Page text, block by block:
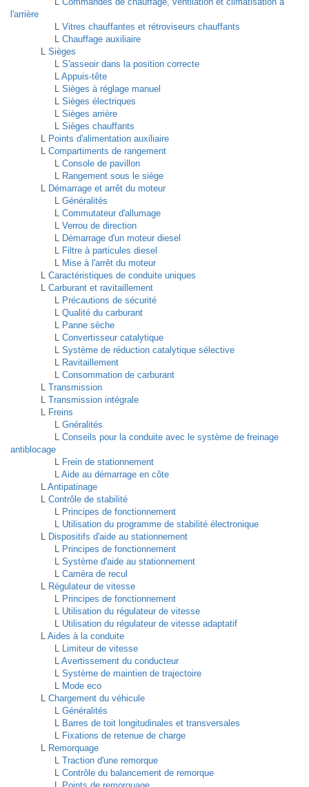
l'arrière
L Vitres chauffantes et rétroviseurs chauffants
L Chauffage auxiliaire
L Sièges
L S'asseoir dans la position correcte
L Appuis-tête
L Sièges à réglage manuel
L Sièges électriques
L Sièges arrière
L Sièges chauffants
L Points d'alimentation auxiliaire
L Compartiments de rangement
L Console de pavillon
L Rangement sous le siège
L Démarrage et arrêt du moteur
L Généralités
L Commutateur d'allumage
L Verrou de direction
L Démarrage d'un moteur diesel
L Filtre à particules diesel
L Mise à l'arrêt du moteur
L Caractéristiques de conduite uniques
L Carburant et ravitaillement
L Précautions de sécurité
L Qualité du carburant
L Panne sèche
L Convertisseur catalytique
L Système de réduction catalytique sélective
L Ravitaillement
L Consommation de carburant
L Transmission
L Transmission intégrale
L Freins
L Gnéralités
L Conseils pour la conduite avec le système de freinage
antiblocage
L Frein de stationnement
L Aide au démarrage en côte
L Antipatinage
L Contrôle de stabilité
L Principes de fonctionnement
L Utilisation du programme de stabilité électronique
L Dispositifs d'aide au stationnement
L Principes de fonctionnement
L Système d'aide au stationnement
L Caméra de recul
L Régulateur de vitesse
L Principes de fonctionnement
L Utilisation du régulateur de vitesse
L Utilisation du régulateur de vitesse adaptatif
L Aides à la conduite
L Limiteur de vitesse
L Avertissement du conducteur
L Système de maintien de trajectoire
L Mode eco
L Chargement du véhicule
L Généralités
L Barres de toit longitudinales et transversales
L Fixations de retenue de charge
L Remorquage
L Traction d'une remorque
L Contrôle du balancement de remorque